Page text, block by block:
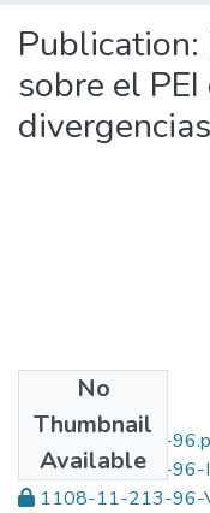
Publication:
sobre el
divergencias
No
Thumbnail
Available
1108-11-213-
1108-11-213-96-
1108-11-213-96-